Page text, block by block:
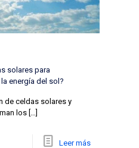
solares para
energía del sol?
de celdas solares y
los[…]
Leer más